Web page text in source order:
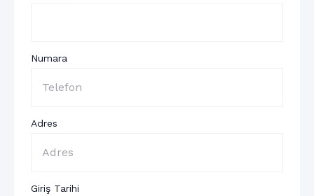
Numara
Adres
Giriş Tarihi